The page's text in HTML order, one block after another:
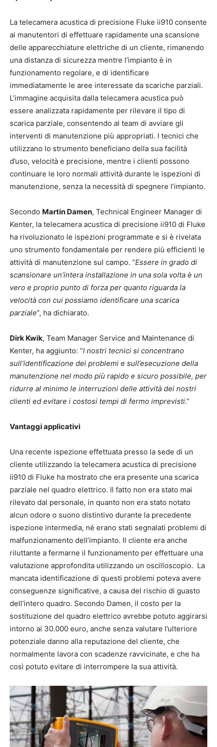
La telecamera acustica di precisione Fluke ii910 consente
ai manutentori di effettuare rapidamente una scansione
delle apparecchiature elettriche di un cliente, rimanendo
una distanza di sicurezza mentre l’impianto è in
funzionamento regolare, e di identificare
immediatamente le aree interessate da scariche parziali.
L’immagine acquisita dalla telecamera acustica può
essere analizzata rapidamente per rilevare il tipo di
scarica parziale, consentendo al team di avviare gli
interventi di manutenzione più appropriati. I tecnici che
utilizzano lo strumento beneficiano della sua facilità
d’uso, velocità e precisione, mentre i clienti possono
continuare le loro normali attività durante le ispezioni di
manutenzione, senza la necessità di spegnere l’impianto.
Secondo Martin Damen, Technical Engineer Manager di
Kenter, la telecamera acustica di precisione ii910 di Fluke
ha rivoluzionato le ispezioni programmate e si è rivelata
uno strumento fondamentale per rendere più efficienti le
attività di manutenzione sul campo. “Essere in grado di
scansionare un’intera installazione in una sola volta è un
vero e proprio punto di forza per quanto riguarda la
velocità con cui possiamo identificare una scarica
parziale”, ha dichiarato.
Dirk Kwik, Team Manager Service and Maintenance di
Kenter, ha aggiunto: “I nostri tecnici si concentrano
sull’identificazione dei problemi e sull’esecuzione della
manutenzione nel modo più rapido e sicuro possibile, per
ridurre al minimo le interruzioni delle attività dei nostri
clienti ed evitare i costosi tempi di fermo imprevisti.”
Vantaggi applicativi
Una recente ispezione effettuata presso la sede di un
cliente utilizzando la telecamera acustica di precisione
ii910 di Fluke ha mostrato che era presente una scarica
parziale nel quadro elettrico. Il fatto non era stato mai
rilevato dal personale, in quanto non era stato notato
alcun odore o suono distintivo durante la precedente
ispezione intermedia, né erano stati segnalati problemi di
malfunzionamento dell’impianto. Il cliente era anche
riluttante a fermarne il funzionamento per effettuare una
valutazione approfondita utilizzando un oscilloscopio. La
mancata identificazione di questi problemi poteva avere
conseguenze significative, a causa del rischio di guasto
dell’intero quadro. Secondo Damen, il costo per la
sostituzione del quadro elettrico avrebbe potuto aggirarsi
intorno ai 30.000 euro, anche senza valutare l’ulteriore
potenziale danno alla reputazione del cliente, che
normalmente lavora con scadenze ravvicinate, e che ha
così potuto evitare di interrompere la sua attività.